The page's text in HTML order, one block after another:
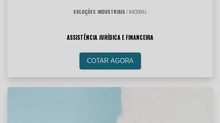
SOLUÇÕES INDUSTRIAIS / NACIONAL
ASSISTÊNCIA JURÍDICA E FINANCEIRA
COTAR AGORA